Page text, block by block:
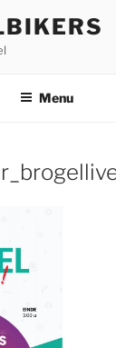
Menu